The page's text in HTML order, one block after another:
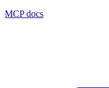
MCP docs